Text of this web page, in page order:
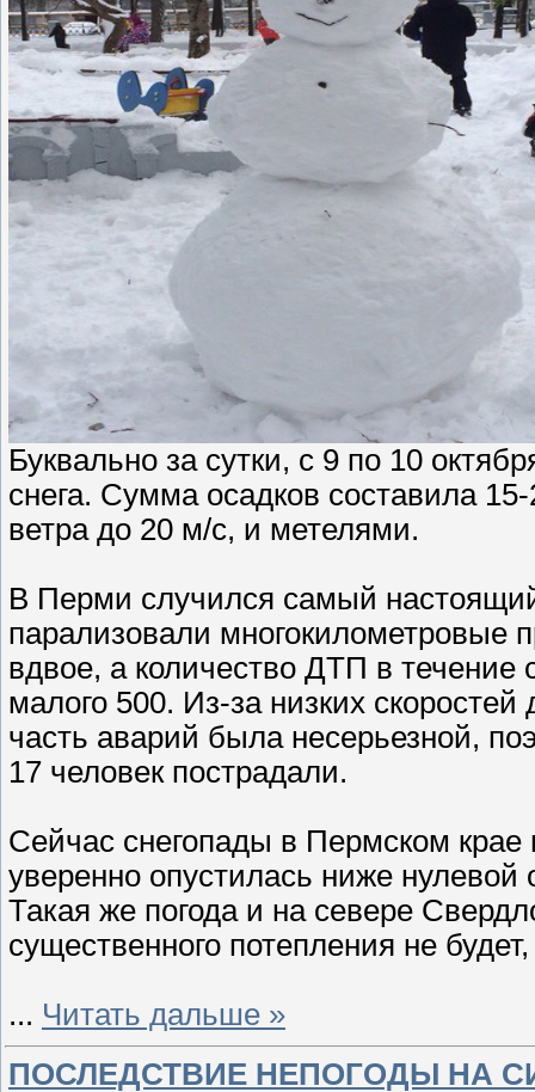
Буквально за сутки, с 9 по 10
снега. Сумма осадков составила
ветра до 20 м/с, и метелями.
В Перми случился самый
парализовали многокилометровые
вдвое, а количество ДТП в течение
малого 500. Из-за низких
часть аварий была несерьезной,
17 человек пострадали.
Сейчас снегопады в Пермском крае
уверенно опустилась ниже
Такая же погода и на севере
существенного потепления не
... Читать дальше »
ПОСЛЕДСТВИЕ НЕПОГОДЫ НА